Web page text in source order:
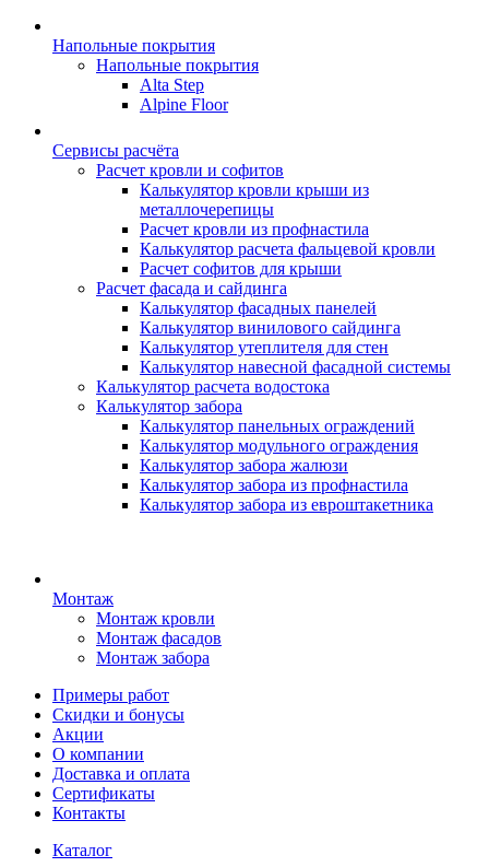
Напольные покрытия
Напольные покрытия
Alta Step
Alpine Floor
Сервисы расчёта
Расчет кровли и софитов
Калькулятор кровли крыши из
металлочерепицы
Расчет кровли из профнастила
Калькулятор расчета фальцевой кровли
Расчет софитов для крыши
Расчет фасада и сайдинга
Калькулятор фасадных панелей
Калькулятор винилового сайдинга
Калькулятор утеплителя для стен
Калькулятор навесной фасадной системы
Калькулятор расчета водостока
Калькулятор забора
Калькулятор панельных ограждений
Калькулятор модульного ограждения
Калькулятор забора жалюзи
Калькулятор забора из профнастила
Калькулятор забора из евроштакетника
Монтаж
Монтаж кровли
Монтаж фасадов
Монтаж забора
Примеры работ
Скидки и бонусы
Акции
О компании
Доставка и оплата
Сертификаты
Контакты
Каталог